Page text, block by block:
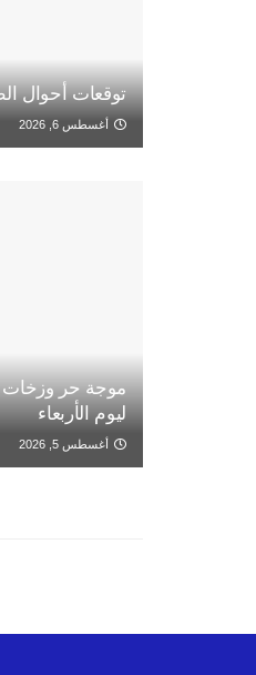
توقعات أحوال
أغسطس 6, 2026
موجة حر وزخات
ليوم الأربعاء
أغسطس 5, 2026